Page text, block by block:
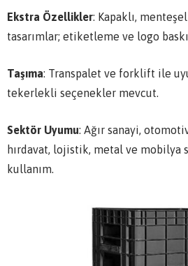
Ekstra Özellikler: Kapaklı,
tasarımlar; etiketleme ve logo
Taşıma: Transpalet ve forklift ile
tekerlekli seçenekler mevcut.
Sektör Uyumu: Ağır sanayi,
hırdavat, lojistik, metal ve mobilya
kullanım.